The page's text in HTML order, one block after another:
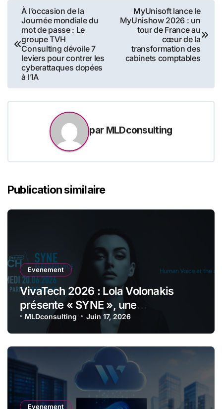
Navigation
de
l’article
À l’occasion de la
Journée mondiale du
mot de passe : Le
groupe TVH
Consulting dévoile 7
leviers pour contrer les
cyberattaques dopées
à l’IA
MyUnisoft lance le
MyUnishow 2026 : un
tour de France au
cœur de la
transformation des
cabinets comptables
par MLDconsulting
Publication similaire
Evenement
VivaTech 2026 : Lola Volonakis
présente « SYNE », une
performance immersive entre voix
lyrique et intelligence artificielle
MLDconsulting Juin 17, 2026
Evenement